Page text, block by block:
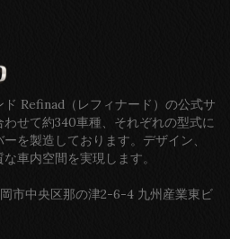
Refinad（レフィナード）の公式サ
せて約340車種、それぞれの型式に
を製造しております。デザイン、
車内空間を実現します。
市中央区那の津2-6-4 九州産業東ビ